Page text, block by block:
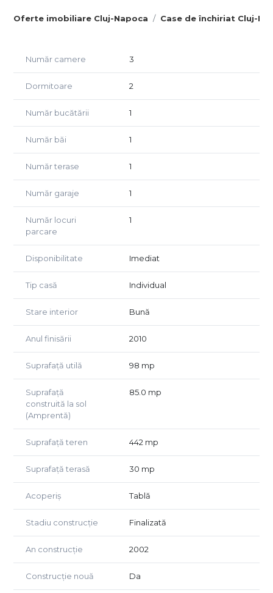
Oferte imobiliare Cluj-Napoca Case de închiriat Cluj-
mare si mansarda utilizabila pe toata suprafata incaperilor.
statii de transport, scoli, parcuri s.a.m.d
teren de 442 mp.
Etajul are aproximativ 100 mp, incluzand o terasa
acoperita de circa 30 mp. Mansarda este utilizabila, cu o
suprafata de aproximativ 80 mp.
Se inchiriaza pentru activitati de birou.
Număr camere 3
Dormitoare 2
Număr bucătării 1
Număr băi 1
Număr terase 1
Număr garaje 1
Număr locuri
parcare
1
Disponibilitate Imediat
Tip casă Individual
Stare interior Bună
Anul finisării 2010
Suprafață utilă 98 mp
Suprafață
construită la sol
(Amprentă)
85.0 mp
Suprafață teren 442 mp
Suprafață terasă 30 mp
Acoperiș Tablă
Stadiu construcție Finalizată
An construcție 2002
Construcție nouă Da